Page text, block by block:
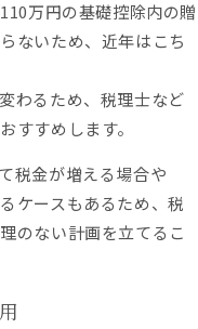
万円の基礎控除内の贈
ないため、近年はこち
わるため、税理士など
すすめします。
税金が増える場合や
ケースもあるため、税
のない計画を立てるこ